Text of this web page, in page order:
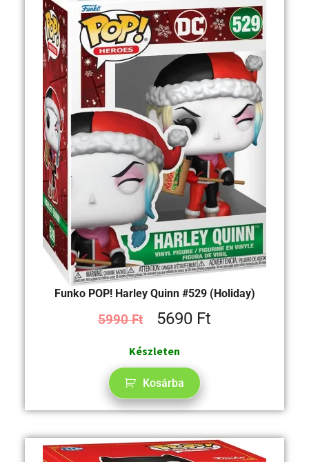
Funko POP! Harley Quinn #529 (Holiday)
5990Ft 5690 Ft
Készleten
Kosárba